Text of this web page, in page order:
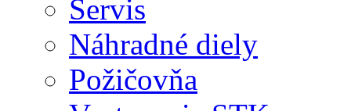
Servis
Náhradné diely
Požičovňa